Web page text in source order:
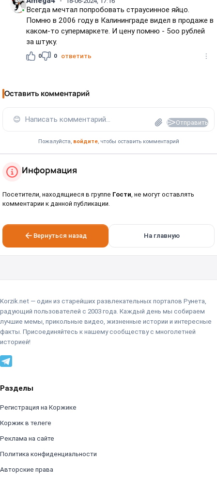
Всегда мечтал попробовать страусинное яйцо.
Помню в 2006 году в Калининграде видел в продаже в
каком-то супермаркете. И цену помню - 5оо рублей
за штуку.
0 0 ответить
Оставить комментарий
😊 Написать комментарий... Отправить
Пожалуйста, войдите, чтобы оставить комментарий
Информация
Посетители, находящиеся в группе Гости , не могут оставлять
комментарии к данной публикации.
Вернуться назад На главную
Korzik.net — один из старейших развлекательных порталов Рунета,
радующий пользователей с 2003 года. Каждый день мы собираем
лучшие мемы, прикольные видео, жизненные истории и интересные
факты. Присоединяйтесь к нашему сообществу с многолетней
историей!
Разделы
Регистрация на Коржике
Коржик в телеге
Реклама на сайте
Политика конфиденциальности
Авторские права